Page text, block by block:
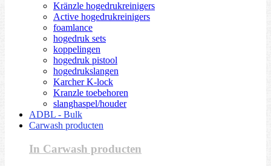
Kränzle hogedrukreinigers
Active hogedrukreinigers
foamlance
hogedruk sets
koppelingen
hogedruk pistool
hogedrukslangen
Karcher K-lock
Kranzle toebehoren
slanghaspel/houder
ADBL - Bulk
Carwash producten
In Carwash producten